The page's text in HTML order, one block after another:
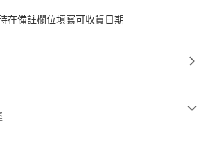
在備註欄位填寫可收貨日期